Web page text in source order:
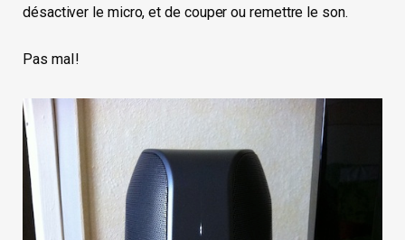
désactiver le micro, et de couper ou remettre le son.
Pas mal !